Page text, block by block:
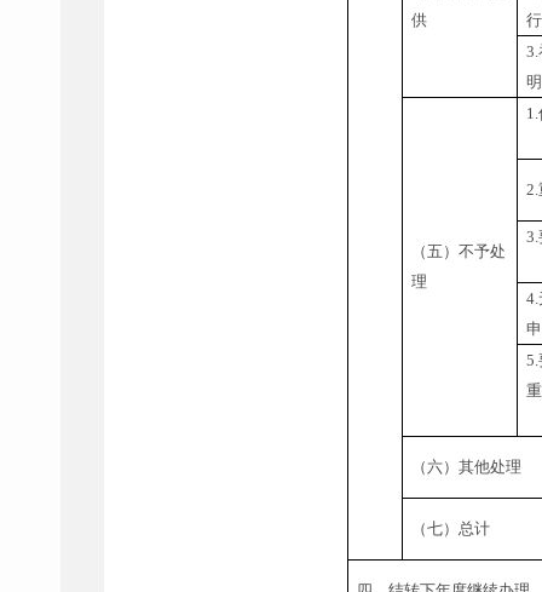
供
3.
（五）不予处
理
1.
2.
3.
4.
5.
（六）其他处理
（七）总计